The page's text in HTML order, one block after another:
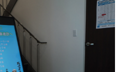
施工管理基礎講座とは？ 建
建築業界での施工管理に必
修です。 特に、施工管理
っかり身につけることを目